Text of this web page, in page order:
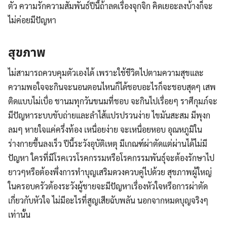
ตัว ความรักความสัมพันธ์ปีนี้ถ้าลดเรื่องจุกจิก คิดเยอะลงบ้างก็จะ
ไม่ค่อยมีปัญหา
สุขภาพ
ไม่สามารถควบคุมตัวเองได้ เพราะใช้ชีวิตไปตามความสุขและ
ความพอใจจะกินจะนอนตอนไหนก็ได้ชอบอะไรก็จะชอบสุดๆ เสพ
ติดแบบไม่เบื่อ ชานมทุกวันขนมที่ชอบ จะกินไปเรื่อยๆ ราศีกุมภ์จะ
มีปัญหาระบบขับถ่ายและลำไส้แปรปรวนง่าย ไขมันสะสม มีพุงก
ลมๆ หายใจแค่ครึ่งท้อง เหนื่อยง่าย จะเหนื่อยหอบ อุณหภูมิใน
ร่างกายขึ้นลงเร็ว ปีนี้ระวังอุบัติเหตุ มีเกณฑ์ผ่าตัดแต่ผ่านได้ไม่มี
ปัญหา ใครที่มีโรคเวรโรคกรรมหรือโรคกรรมพันธุ์จะต้องรักษาไป
ยาวๆหรือต้องพึ่งการทำบุญเสริมดวงควบคู่ไปด้วย สุขภาพผู้ใหญ่
ในครอบครัวต้องระวังผู้ชายจะมีปัญหาเรื่องหัวใจหรือการผ่าตัด
เกี่ยวกับหัวใจ ไม่มีอะไรที่สูญเสียฉับพลัน นอกจากหมดบุญจริงๆ
เท่านั้น